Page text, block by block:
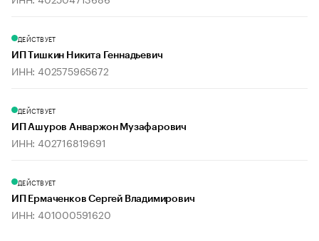
ДЕЙСТВУЕТ
ИП Тишкин Никита Геннадьевич
ИНН: 402575965672
ДЕЙСТВУЕТ
ИП Ашуров Анваржон Музафарович
ИНН: 402716819691
ДЕЙСТВУЕТ
ИП Ермаченков Сергей Владимирович
ИНН: 401000591620